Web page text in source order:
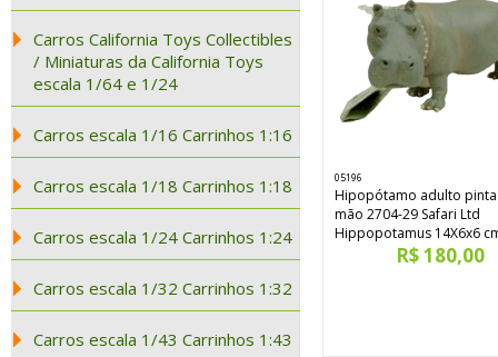
Carros California Toys Collectibles
/ Miniaturas da California Toys
escala 1/64 e 1/24
Carros escala 1/16 Carrinhos 1:16
Carros escala 1/18 Carrinhos 1:18
Carros escala 1/24 Carrinhos 1:24
Carros escala 1/32 Carrinhos 1:32
Carros escala 1/43 Carrinhos 1:43
05196
Hipopótamo adulto
mão 2704-29 Safari Ltd
Hippopotamus 14X6x6
R$ 180,00